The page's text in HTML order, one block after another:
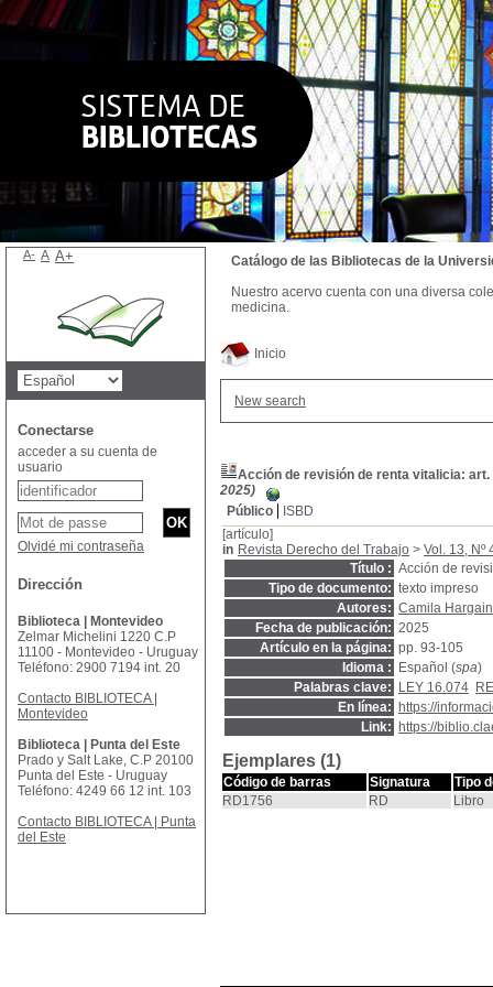
Inicio
New search
Acción de revisión de renta vitalicia: art.
2025)
Público
ISBD
[artículo]
in Revista Derecho del Trabajo > Vol. 13, Nº
Título : Acción de
Tipo de documento: texto impreso
Autores: Camila Hargain
Fecha de publicación: 2025
Artículo en la página: pp. 93-105
Idioma :
Español (spa)
Palabras clave:
LEY 16.074
En línea:
https://
Link:
https://
Ejemplares (1)
Código de barras Signatura
Tipo
RD1756
RD Libro
Catálogo de las Bibliotecas de la
Nuestro acervo cuenta con una diversa
medicina.
A- A A+
Conectarse
acceder a su cuenta de
usuario
Olvidé mi contraseña
Dirección
Biblioteca | Montevideo
Zelmar Michelini 1220 C.P
11100 - Montevideo - Uruguay
Teléfono: 2900 7194 int. 20
Contacto BIBLIOTECA |
Montevideo
Biblioteca | Punta del Este
Prado y Salt Lake, C.P 20100
Punta del Este - Uruguay
Teléfono: 4249 66 12 int. 103
Contacto BIBLIOTECA | Punta
del Este